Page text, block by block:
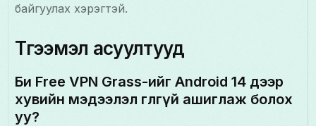
байгуулах хэрэгтэй.
Түгээмэл асуултууд
Би Free VPN Grass-ийг Android 14 дээр
хувийн мэдээлэл өгөлгүй ашиглаж болох
уу?